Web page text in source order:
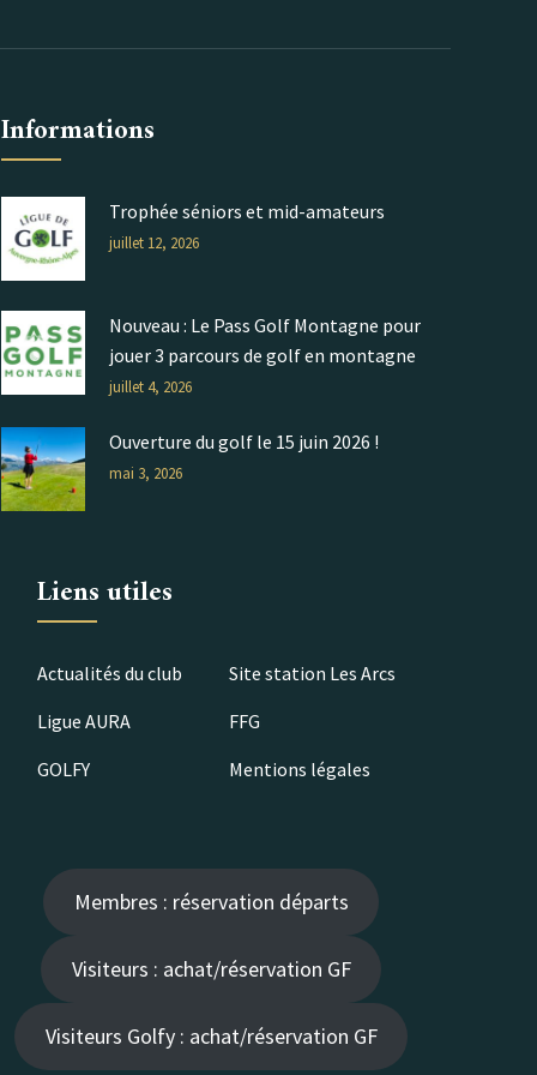
Informations
Trophée séniors et mid-amateurs
juillet 12, 2026
Nouveau : Le Pass Golf Montagne pour
jouer 3 parcours de golf en montagne
juillet 4, 2026
Ouverture du golf le 15 juin 2026 !
mai 3, 2026
Liens utiles
Actualités du club
Site station Les Arcs
Ligue AURA
FFG
GOLFY
Mentions légales
Membres : réservation départs
Visiteurs : achat/réservation GF
Visiteurs Golfy : achat/réservation GF